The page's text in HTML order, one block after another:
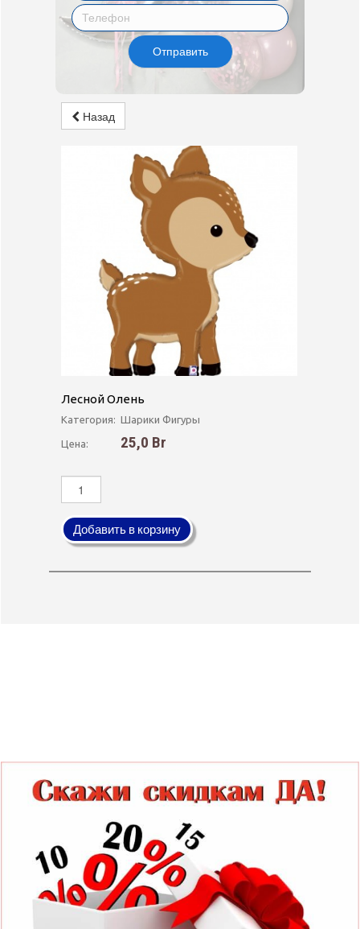
Отправить
Назад
Лесной Олень
Категория: Шарики Фигуры
Цена: 25,0 Br
Добавить в корзину